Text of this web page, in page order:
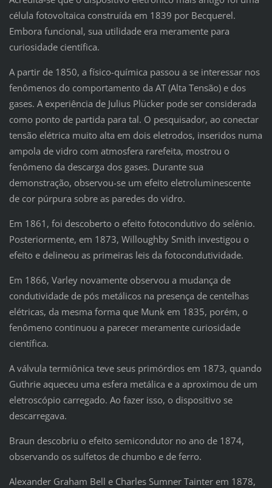
célula fotovoltaica construída em 1839 por Becquerel.
Embora funcional, sua utilidade era meramente para
curiosidade científica.
A partir de 1850, a físico-química passou a se interessar nos
fenômenos do comportamento da AT (Alta Tensão) e dos
gases. A experiência de Julius Plücker pode ser considerada
como ponto de partida para tal. O pesquisador, ao conectar
tensão elétrica muito alta em dois eletrodos, inseridos numa
ampola de vidro com atmosfera rarefeita, mostrou o
fenômeno da descarga dos gases. Durante sua
demonstração, observou-se um efeito eletroluminescente
de cor púrpura sobre as paredes do vidro.
Em 1861, foi descoberto o efeito fotocondutivo do selênio.
Posteriormente, em 1873, Willoughby Smith investigou o
efeito e delineou as primeiras leis da fotocondutividade.
Em 1866, Varley novamente observou a mudança de
condutividade de pós metálicos na presença de centelhas
elétricas, da mesma forma que Munk em 1835, porém, o
fenômeno continuou a parecer meramente curiosidade
científica.
A válvula termiônica teve seus primórdios em 1873, quando
Guthrie aqueceu uma esfera metálica e a aproximou de um
eletroscópio carregado. Ao fazer isso, o dispositivo se
descarregava.
Braun descobriu o efeito semicondutor no ano de 1874,
observando os sulfetos de chumbo e de ferro.
Alexander Graham Bell e Charles Sumner Tainter em 1878,